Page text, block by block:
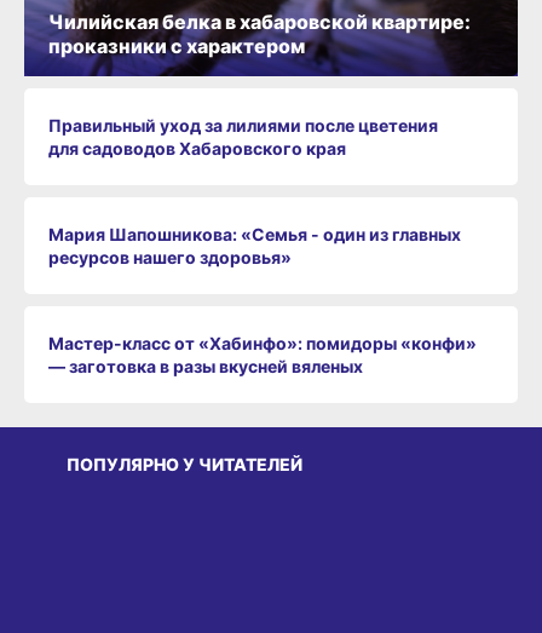
Правильный уход за лилиями после цветения
для садоводов Хабаровского края
Мария Шапошникова: «Семья - один из главных
ресурсов нашего здоровья»
Мастер-класс от «Хабинфо»: помидоры «конфи»
— заготовка в разы вкусней вяленых
Чилийская белка в хабаровской квартире:
проказники с характером
ПОПУЛЯРНО У ЧИТАТЕЛЕЙ